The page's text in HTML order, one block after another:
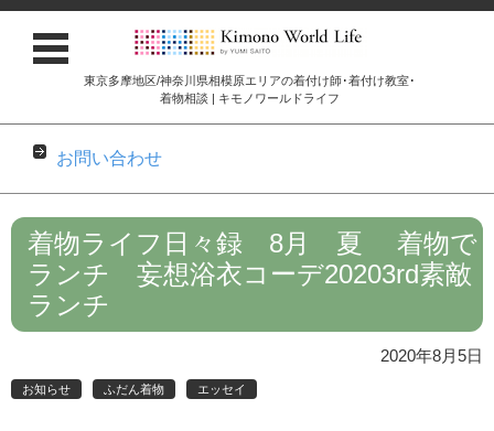
東京多摩地区/神奈川県相模原エリアの着付け師･着付け教室･
着物相談 | キモノワールドライフ
お問い合わせ
コンテンツに移動
着物ライフ日々録 8月 夏 着物で
ランチ 妄想浴衣コーデ20203rd素敵
ランチ
2020年8月5日
お知らせ ふだん着物 エッセイ